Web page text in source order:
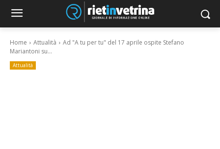
Home Attualità
Ad "A tu per tu" del 17 aprile ospite Stefano
Mariantoni su...
Attualità